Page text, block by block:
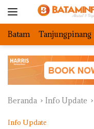
Batam Tanjungpinang
Beranda Info Update
Info Update